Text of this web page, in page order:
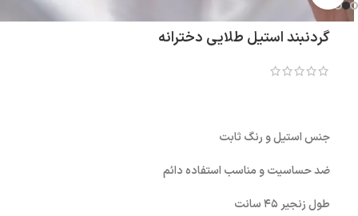
گردنبند استیل طلایی دخترانه
جنس استیل و رنگ ثابت
ضد حساسیت و مناسب استفاده دائم
طول زنجیر ۴۵ سانت